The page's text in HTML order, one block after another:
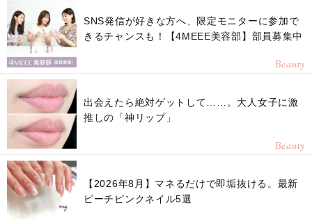
SNS発信が好きな方へ、限定モニターに参加で
きるチャンスも！【4MEEE美容部】部員募集中
Beauty
出会えたら絶対ゲットして……。大人女子に激
推しの「神リップ」
Beauty
【2026年8月】マネるだけで即垢抜ける。最新
ピーチピンクネイル5選